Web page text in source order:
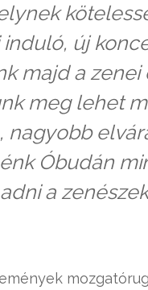
induló, új
majd a
meg lehet
Óbudán
a